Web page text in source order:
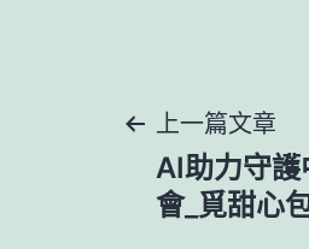
文
章
上一篇文章
AI助力守
會_覓甜心